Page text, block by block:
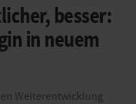
besser:
in neuem
Weiterentwicklung